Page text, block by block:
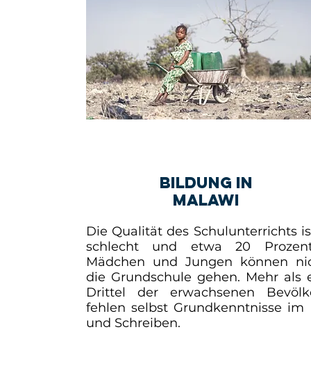
Bildung in
Malawi
Die Qualität des Schulunterrichts
schlecht und etwa 20
Mädchen und Jungen können
die Grundschule gehen. Mehr als
Drittel der erwachsenen
fehlen selbst Grundkenntnisse im
und Schreiben.